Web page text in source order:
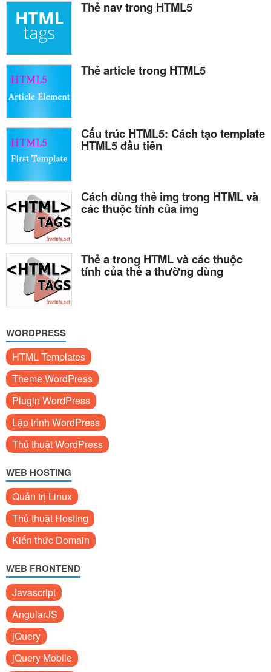
Thẻ nav trong HTML5
Thẻ article trong HTML5
Cấu trúc HTML5: Cách tạo template
HTML5 đầu tiên
Cách dùng thẻ img trong HTML và
các thuộc tính của img
Thẻ a trong HTML và các thuộc
tính của thẻ a thường dùng
WORDPRESS
HTML Templates
Theme WordPress
Plugin WordPress
Lập trình WordPress
Thủ thuật WordPress
WEB HOSTING
Quản trị Linux
Thủ thuật Hosting
Kiến thức Domain
WEB FRONTEND
Javascript
AngularJS
jQuery
jQuery Mobile